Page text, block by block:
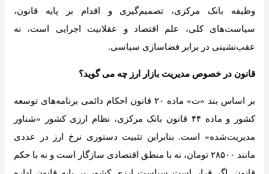
وظیفه بانک مرکزی، تصمیم‌گیری و اقدام بر پایه قانون،
سیاست‌های کلی، علم اقتصاد و عقلانیت اجرایی است، نه
عقب‌نشینی در برابر فضاسازی سیاسی.
قانون در خصوص مدیریت بازار ارز چه می گوید؟
بر اساس بند «ت» ماده ۲۰ قانون احکام دائمی برنامه‌های توسعه
کشور و ماده ۴۴ قانون بانک مرکزی، نظام ارزی کشور «شناور
مدیریت‌شده» است. بنابراین تثبیت دستوری نرخ ارز در عددی
مانند ۲۸۵۰۰ تومان، نه با منطق اقتصادی سازگار است و نه با حکم